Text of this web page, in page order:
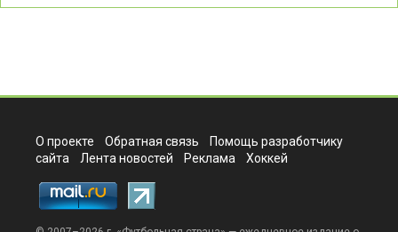
О проекте Обратная связь
Помощь разработчику
сайта
Лента новостей Реклама Хоккей